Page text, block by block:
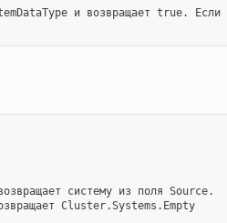
и возвращает true. Если
систему из поля Source.
Cluster.Systems.Empty